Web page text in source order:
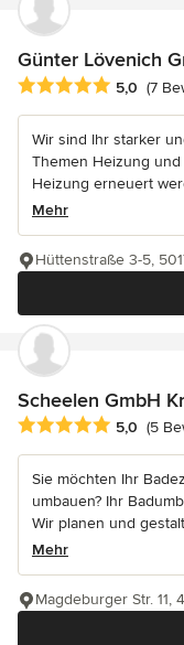
Günter Lövenich
Durchschnittliche
5,0 (7
Wir sind Ihr starker
Themen Heizung
Heizung erneuert
Mehr
Hüttenstraße 3-5,
Scheelen GmbH
Durchschnittliche
5,0 (5
Sie möchten Ihr
umbauen? Ihr
Wir planen und
Mehr
Magdeburger Str. 11,